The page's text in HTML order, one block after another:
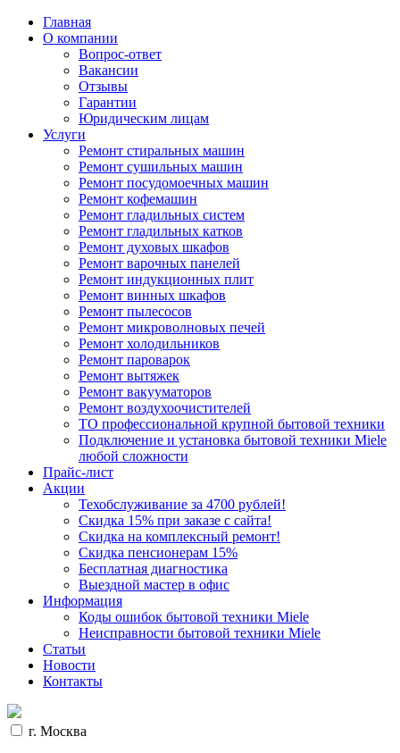
Главная
О компании
Вопрос-ответ
Вакансии
Отзывы
Гарантии
Юридическим лицам
Услуги
Ремонт стиральных машин
Ремонт сушильных машин
Ремонт посудомоечных машин
Ремонт кофемашин
Ремонт гладильных систем
Ремонт гладильных катков
Ремонт духовых шкафов
Ремонт варочных панелей
Ремонт индукционных плит
Ремонт винных шкафов
Ремонт пылесосов
Ремонт микроволновых печей
Ремонт холодильников
Ремонт пароварок
Ремонт вытяжек
Ремонт вакууматоров
Ремонт воздухоочистителей
ТО профессиональной крупной бытовой техники
Подключение и установка бытовой техники Miele
любой сложности
Прайс-лист
Акции
Техобслуживание за 4700 рублей!
Cкидка 15% при заказе с сайта!
Скидка на комплексный ремонт!
Скидка пенсионерам 15%
Бесплатная диагностика
Выездной мастер в офис
Информация
Коды ошибок бытовой техники Miele
Неисправности бытовой техники Miele
Статьи
Новости
Контакты
г. Москва